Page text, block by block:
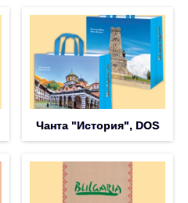
Чанта "История", DOS